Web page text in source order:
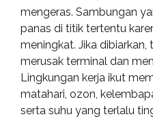
mengeras. Sambungan
panas di titik tertentu
meningkat. Jika
merusak terminal dan
Lingkungan kerja ikut
matahari, ozon,
serta suhu yang terlalu